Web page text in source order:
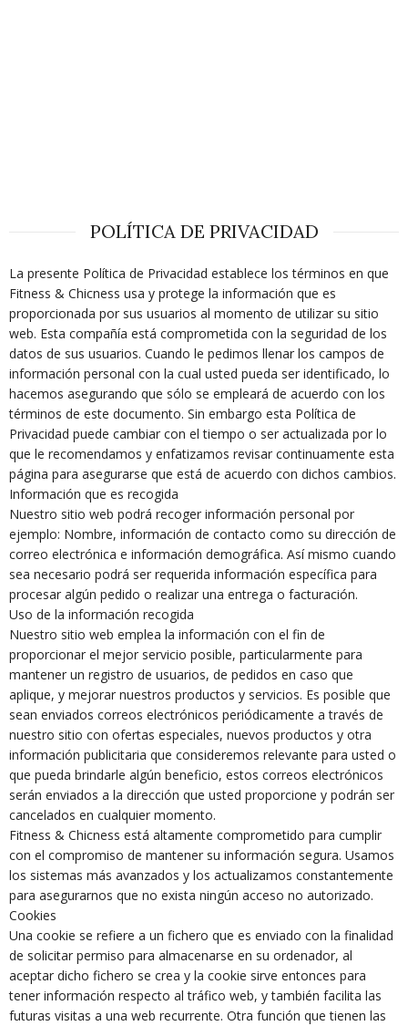
POLÍTICA DE PRIVACIDAD
La presente Política de Privacidad establece los términos en que
Fitness & Chicness usa y protege la información que es
proporcionada por sus usuarios al momento de utilizar su sitio
web. Esta compañía está comprometida con la seguridad de los
datos de sus usuarios. Cuando le pedimos llenar los campos de
información personal con la cual usted pueda ser identificado, lo
hacemos asegurando que sólo se empleará de acuerdo con los
términos de este documento. Sin embargo esta Política de
Privacidad puede cambiar con el tiempo o ser actualizada por lo
que le recomendamos y enfatizamos revisar continuamente esta
página para asegurarse que está de acuerdo con dichos cambios.
Información que es recogida
Nuestro sitio web podrá recoger información personal por
ejemplo: Nombre, información de contacto como su dirección de
correo electrónica e información demográfica. Así mismo cuando
sea necesario podrá ser requerida información específica para
procesar algún pedido o realizar una entrega o facturación.
Uso de la información recogida
Nuestro sitio web emplea la información con el fin de
proporcionar el mejor servicio posible, particularmente para
mantener un registro de usuarios, de pedidos en caso que
aplique, y mejorar nuestros productos y servicios. Es posible que
sean enviados correos electrónicos periódicamente a través de
nuestro sitio con ofertas especiales, nuevos productos y otra
información publicitaria que consideremos relevante para usted o
que pueda brindarle algún beneficio, estos correos electrónicos
serán enviados a la dirección que usted proporcione y podrán ser
cancelados en cualquier momento.
Fitness & Chicness está altamente comprometido para cumplir
con el compromiso de mantener su información segura. Usamos
los sistemas más avanzados y los actualizamos constantemente
para asegurarnos que no exista ningún acceso no autorizado.
Cookies
Una cookie se refiere a un fichero que es enviado con la finalidad
de solicitar permiso para almacenarse en su ordenador, al
aceptar dicho fichero se crea y la cookie sirve entonces para
tener información respecto al tráfico web, y también facilita las
futuras visitas a una web recurrente. Otra función que tienen las